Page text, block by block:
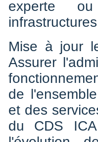
experte
infrastructures
Mise à jour
Assurer
de
et des
du CDS